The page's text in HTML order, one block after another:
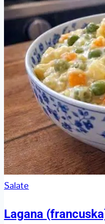
Salate
Lagana